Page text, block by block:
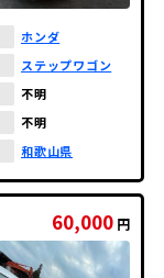
ホンダ
ステップワゴン
不明
不明
和歌山県
60,000 円